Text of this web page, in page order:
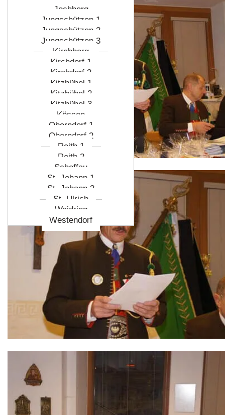
Jochberg
Jungschützen 1
Jungschützen 2
Jungschützen 3
Kirchberg
Kirchdorf 1
Kirchdorf 2
Kitzbühel 1
Kitzbühel 2
Kitzbühel 3
Kössen
Oberndorf 1
Oberndorf 2
Reith 1
Reith 2
Scheffau
St. Johann 1
St. Johann 2
St. Ulrich
Waidring
Westendorf